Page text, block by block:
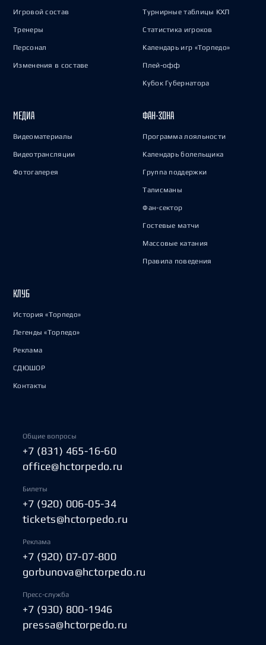
Игровой состав
Тренеры
Персонал
Изменения в составе
Турнирные таблицы КХЛ
Статистика игроков
Календарь игр «Торпедо»
Плей-офф
Кубок Губернатора
МЕДИА
Видеоматериалы
Видеотрансляции
Фотогалерея
ФАН-ЗОНА
Программа лояльности
Календарь болельщика
Группа поддержки
Талисманы
Фан-сектор
Гостевые матчи
Массовые катания
Правила поведения
КЛУБ
История «Торпедо»
Легенды «Торпедо»
Реклама
СДЮШОР
Контакты
Общие вопросы
+7 (831) 465-16-60
office@hctorpedo.ru
Билеты
+7 (920) 006-05-34
tickets@hctorpedo.ru
Реклама
+7 (920) 07-07-800
gorbunova@hctorpedo.ru
Пресс-служба
+7 (930) 800-1946
pressa@hctorpedo.ru